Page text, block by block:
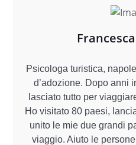
Psicologa turistica,
d’adozione. Dopo anni
lasciato tutto per
Ho visitato 80 paesi,
unito le mie due grandi
viaggio. Aiuto le